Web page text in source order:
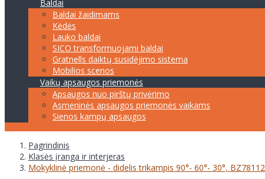
Baldai
Baldai žaidimams
Kėdės
Lauko baldai
SICO transformuojami baldai
Gratnells daiktų susidėjimo sistema
Mobilios scenos
Vaikų apsaugos priemonės
Apsaugos nuo pirštų privėrimo
Asmeninės apsaugos priemonės vaikams
Sienos kampų apsaugos
Pagrindinis
Klasės įranga ir interjeras
Mokyklinė priemonė - didelis trikampis 90°- 60°- 30°, BZ78112